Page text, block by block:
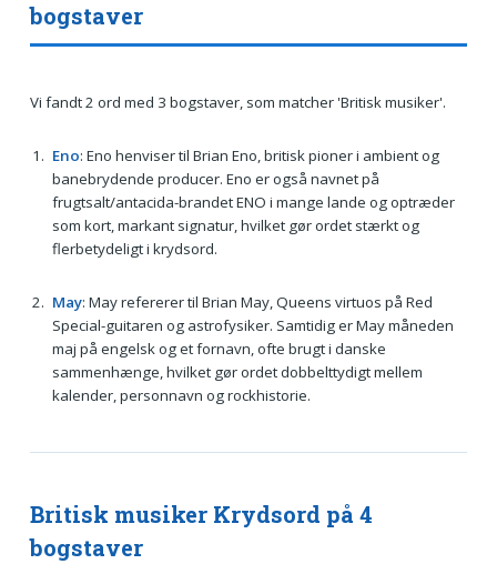
bogstaver
Vi fandt 2 ord med 3 bogstaver, som matcher 'Britisk musiker'.
Eno: Eno henviser til Brian Eno, britisk pioner i ambient og
banebrydende producer. Eno er også navnet på
frugtsalt/antacida-brandet ENO i mange lande og optræder
som kort, markant signatur, hvilket gør ordet stærkt og
flerbetydeligt i krydsord.
May: May refererer til Brian May, Queens virtuos på Red
Special-guitaren og astrofysiker. Samtidig er May måneden
maj på engelsk og et fornavn, ofte brugt i danske
sammenhænge, hvilket gør ordet dobbelttydigt mellem
kalender, personnavn og rockhistorie.
Britisk musiker Krydsord på 4
bogstaver